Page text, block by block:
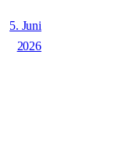
5. Juni
2026